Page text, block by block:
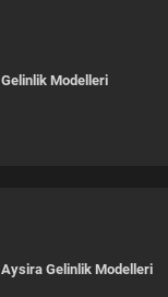
Modelleri
Gelinlik Modelleri